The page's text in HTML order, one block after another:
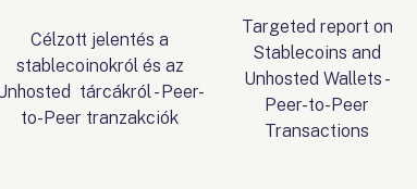
Célzott jelentés a
stablecoinokról és az
tárcákról - Peer-
to-Peer tranzakciók
Targeted report on
Stablecoins and
Unhosted Wallets -
Peer-to-Peer
Transactions